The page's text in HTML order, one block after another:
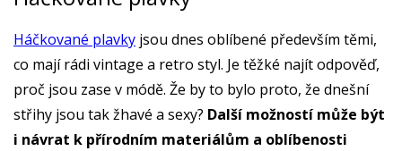
Háčkované plavky jsou dnes oblíbené především těmi,
co mají rádi vintage a retro styl. Je těžké najít odpověď,
proč jsou zase v módě. Že by to bylo proto, že dnešní
střihy jsou tak žhavé a sexy? Další možností může být
i návrat k přírodním materiálům a oblíbenosti